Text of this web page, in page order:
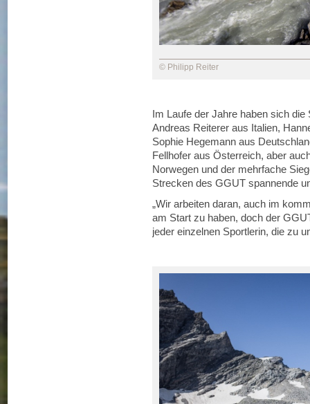
© Philipp Reiter
Im Laufe der Jahre haben sich
Andreas Reiterer aus Italien,
Sophie Hegemann aus
Fellhofer aus Österreich, aber
Norwegen und der mehrfache
Strecken des GGUT spannende
„Wir arbeiten daran, auch im
am Start zu haben, doch der
jeder einzelnen Sportlerin, die zu